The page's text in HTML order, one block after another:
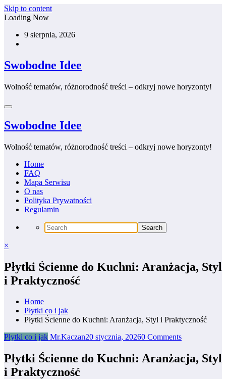
Skip to content
Loading Now
9 sierpnia, 2026
Swobodne Idee
Wolność tematów, różnorodność treści – odkryj nowe horyzonty!
Swobodne Idee
Wolność tematów, różnorodność treści – odkryj nowe horyzonty!
Home
FAQ
Mapa Serwisu
O nas
Polityka Prywatności
Regulamin
×
Płytki Ścienne do Kuchni: Aranżacja, Styl
i Praktyczność
Home
Płytki co i jak
Płytki Ścienne do Kuchni: Aranżacja, Styl i Praktyczność
Płytki co i jak Mr.Kaczan20 stycznia, 20260 Comments
Płytki Ścienne do Kuchni: Aranżacja, Styl
i Praktyczność